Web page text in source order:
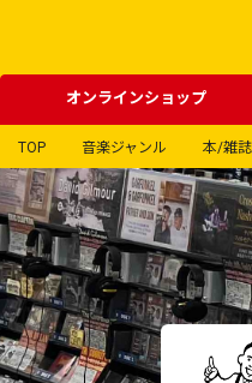
オンラインショップ
TOP 音楽ジャンル 本/雑